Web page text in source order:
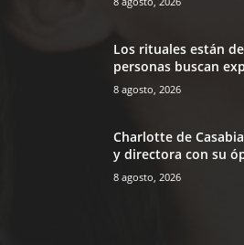
Los rituales están
personas buscan
8 agosto, 2026
Charlotte de
y directora con su
8 agosto, 2026